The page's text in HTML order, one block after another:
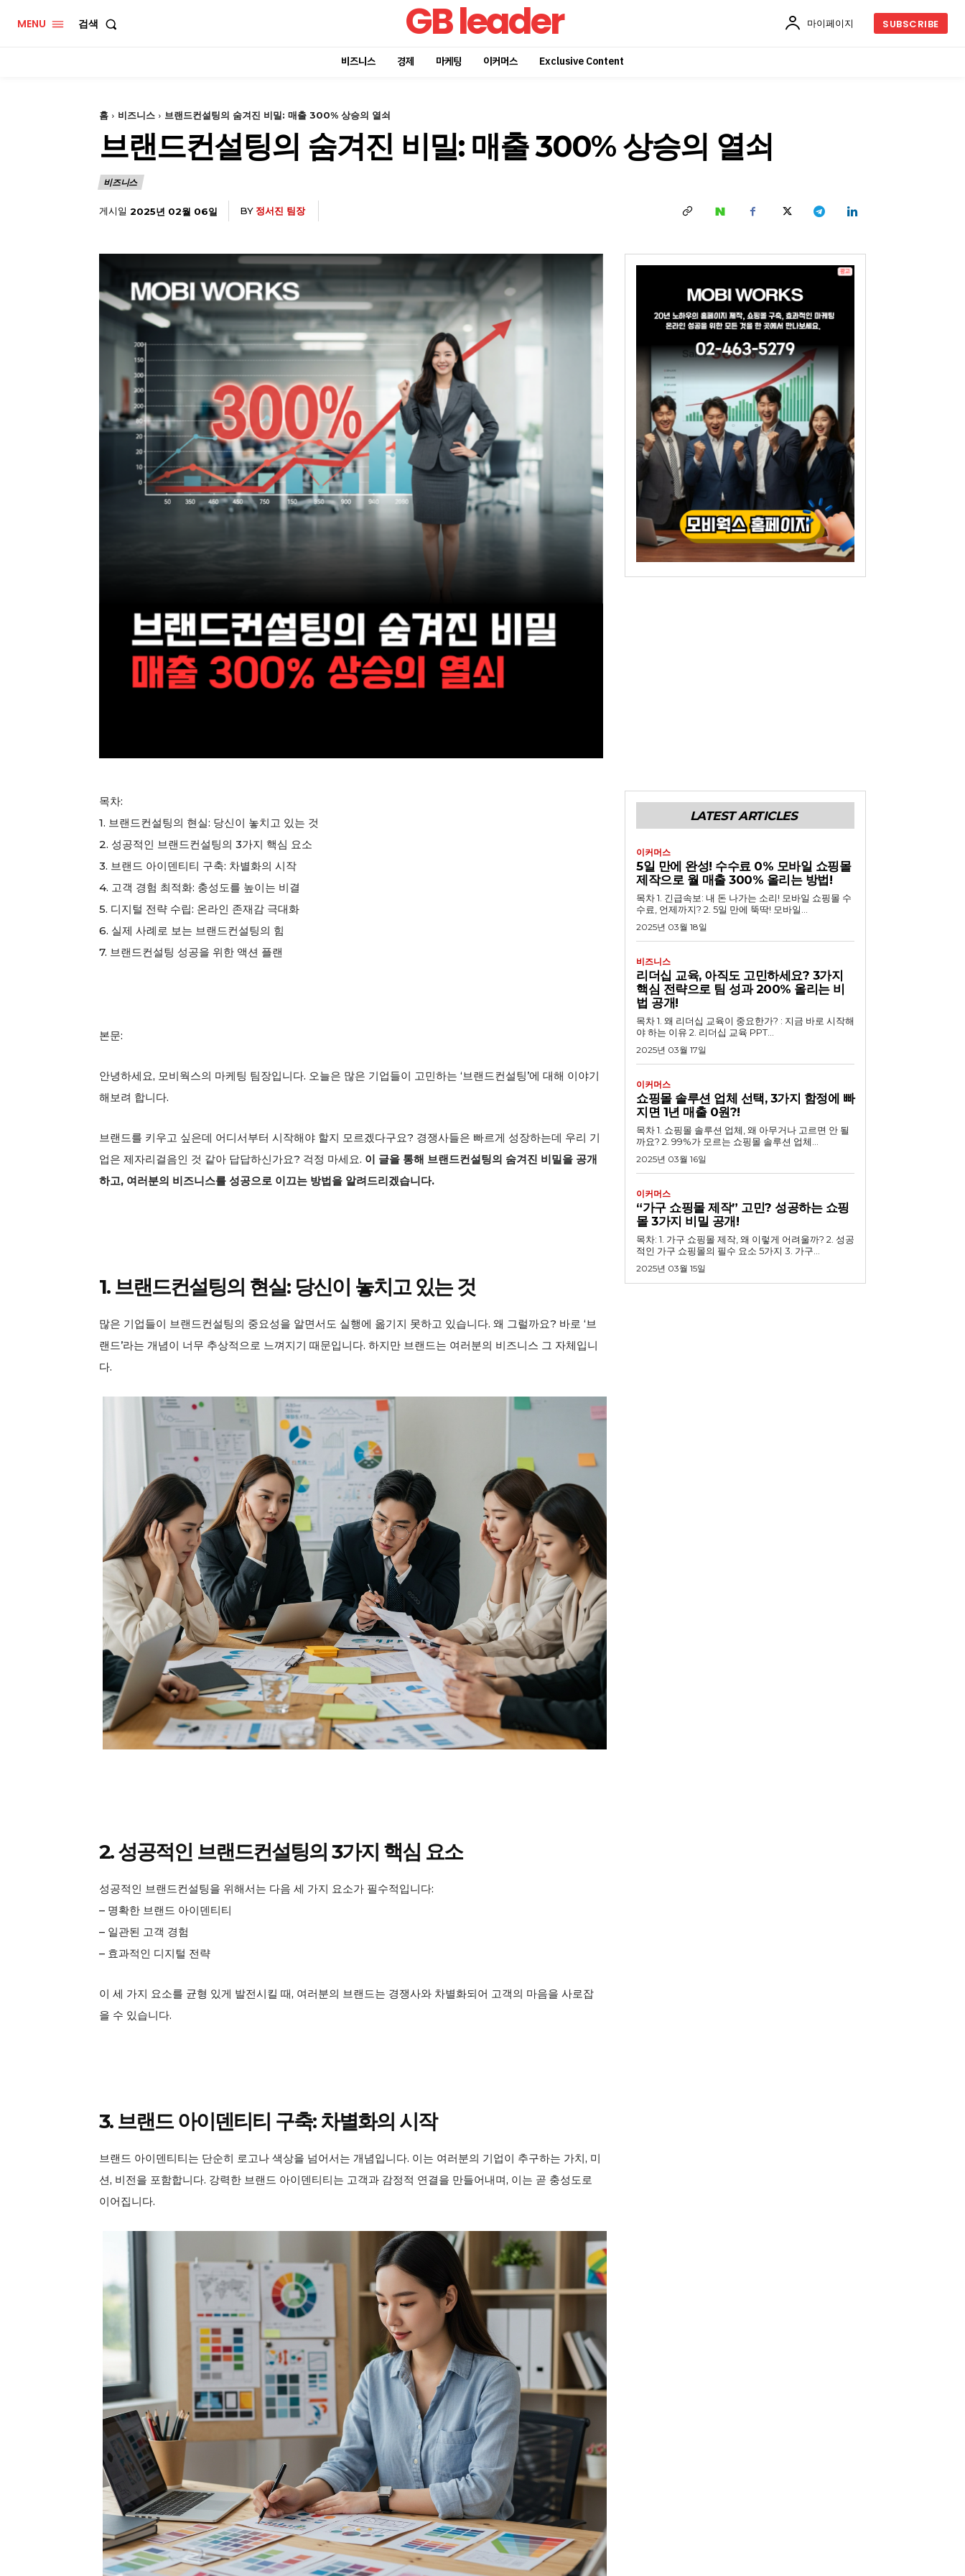
GB leader
SUBSCRIBE NOW
Company
회사소개
고객센터
구독 플랜
마이페이지
광고 및 제휴문의
구독자 의견
개인정보취급방침
청소년보호정책
MENU 검색 GB leader 마이페이지 SUBSCRIBE
비즈니스 경제 마케팅 이커머스 Exclusive Content
홈 비즈니스 브랜드컨설팅의 숨겨진 비밀: 매출 300% 상승의 열쇠
브랜드컨설팅의 숨겨진 비밀: 매출 300% 상승의 열쇠
비즈니스
게시일 2025년 02월 06일 BY 정서진 팀장
목차:
1. 브랜드컨설팅의 현실: 당신이 놓치고 있는 것
2. 성공적인 브랜드컨설팅의 3가지 핵심 요소
3. 브랜드 아이덴티티 구축: 차별화의 시작
4. 고객 경험 최적화: 충성도를 높이는 비결
5. 디지털 전략 수립: 온라인 존재감 극대화
6. 실제 사례로 보는 브랜드컨설팅의 힘
7. 브랜드컨설팅 성공을 위한 액션 플랜
본문:
안녕하세요, 모비웍스의 마케팅 팀장입니다. 오늘은 많은 기업들이 고민하는 ‘브랜드컨설팅’에 대해 이야기
해보려 합니다.
브랜드를 키우고 싶은데 어디서부터 시작해야 할지 모르겠다구요? 경쟁사들은 빠르게 성장하는데 우리 기
업은 제자리걸음인 것 같아 답답하신가요? 걱정 마세요. 이 글을 통해 브랜드컨설팅의 숨겨진 비밀을 공개
하고, 여러분의 비즈니스를 성공으로 이끄는 방법을 알려드리겠습니다.
1. 브랜드컨설팅의 현실: 당신이 놓치고 있는 것
많은 기업들이 브랜드컨설팅의 중요성을 알면서도 실행에 옮기지 못하고 있습니다. 왜 그럴까요? 바로 ‘브
랜드’라는 개념이 너무 추상적으로 느껴지기 때문입니다. 하지만 브랜드는 여러분의 비즈니스 그 자체입니
다.
2. 성공적인 브랜드컨설팅의 3가지 핵심 요소
성공적인 브랜드컨설팅을 위해서는 다음 세 가지 요소가 필수적입니다:
– 명확한 브랜드 아이덴티티
– 일관된 고객 경험
– 효과적인 디지털 전략
이 세 가지 요소를 균형 있게 발전시킬 때, 여러분의 브랜드는 경쟁사와 차별화되어 고객의 마음을 사로잡
을 수 있습니다.
3. 브랜드 아이덴티티 구축: 차별화의 시작
브랜드 아이덴티티는 단순히 로고나 색상을 넘어서는 개념입니다. 이는 여러분의 기업이 추구하는 가치, 미
션, 비전을 포함합니다. 강력한 브랜드 아이덴티티는 고객과 감정적 연결을 만들어내며, 이는 곧 충성도로
이어집니다.
LATEST ARTICLES
이커머스
5일 만에 완성! 수수료 0% 모바일 쇼핑몰
제작으로 월 매출 300% 올리는 방법!
목차 1. 긴급속보: 내 돈 나가는 소리! 모바일 쇼핑몰 수
수료, 언제까지? 2. 5일 만에 뚝딱! 모바일...
2025년 03월 18일
비즈니스
리더십 교육, 아직도 고민하세요? 3가지
핵심 전략으로 팀 성과 200% 올리는 비
법 공개!
목차 1. 왜 리더십 교육이 중요한가? : 지금 바로 시작해
야 하는 이유 2. 리더십 교육 PPT...
2025년 03월 17일
이커머스
쇼핑몰 솔루션 업체 선택, 3가지 함정에 빠
지면 1년 매출 0원?!
목차 1. 쇼핑몰 솔루션 업체, 왜 아무거나 고르면 안 될
까요? 2. 99%가 모르는 쇼핑몰 솔루션 업체...
2025년 03월 16일
이커머스
“가구 쇼핑몰 제작” 고민? 성공하는 쇼핑
몰 3가지 비밀 공개!
목차: 1. 가구 쇼핑몰 제작, 왜 이렇게 어려울까? 2. 성공
적인 가구 쇼핑몰의 필수 요소 5가지 3. 가구...
2025년 03월 15일